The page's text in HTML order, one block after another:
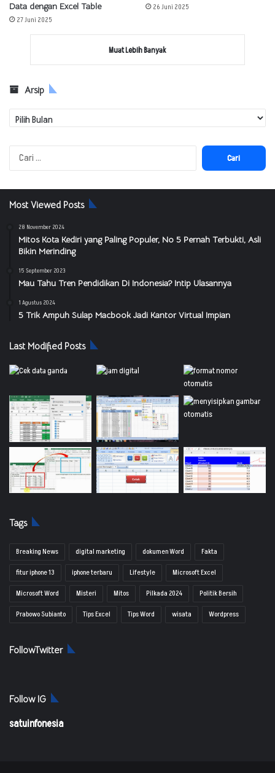
Data dengan Excel Table
27 Juni 2025
26 Juni 2025
Muat Lebih Banyak
Arsip
Cari
untuk:
Most Viewed Posts
28 November 2024
Mitos Kota Kediri yang Paling Populer, No 5 Pernah Terbukti, Asli
Bikin Merinding
15 September 2023
Mau Tahu Tren Pendidikan Di Indonesia? Intip Ulasannya
1 Agustus 2024
5 Trik Ampuh Sulap Macbook Jadi Kantor Virtual Impian
Last Modified Posts
Tags
Breaking News digital marketing dokumen Word
Fakta
fitur iphone 13
iphone terbaru Lifestyle
Microsoft Excel
Microsoft Word
Misteri Mitos Pilkada 2024
Politik Bersih
Prabowo Subianto
Tips Excel Tips Word wisata Wordpress
FollowTwitter
Follow IG
satuinfonesia